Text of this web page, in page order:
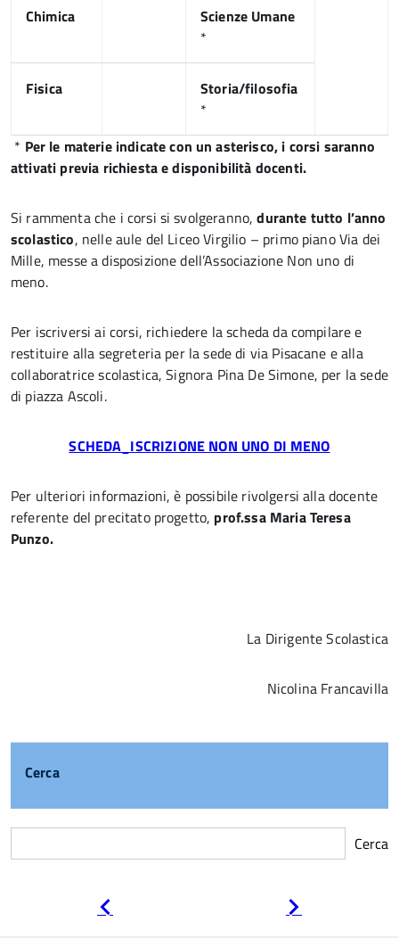
Chimica
Scienze Umane
*
Fisica
Storia/filosofia
*
* Per le materie indicate con un asterisco, i corsi saranno
attivati previa richiesta e disponibilità docenti.
Si rammenta che i corsi si svolgeranno,durante tutto l’anno
scolastico, nelle aule del Liceo Virgilio – primo piano Via dei
Mille, messe a disposizione dell’Associazione Non uno di
meno.
Per iscriversi ai corsi, richiedere la scheda da compilare e
restituire alla segreteria per la sede di via Pisacane e alla
collaboratrice scolastica, Signora Pina De Simone, per la sede
di piazza Ascoli.
SCHEDA_ISCRIZIONE NON UNO DI MENO
Per ulteriori informazioni, è possibile rivolgersi alla docente
referente del precitato progetto, prof.ssa Maria Teresa
Punzo.
La Dirigente Scolastica
Nicolina Francavilla
Cerca
Cerca